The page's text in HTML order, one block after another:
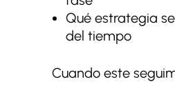
Qué estrategia
del tiempo
Cuando este